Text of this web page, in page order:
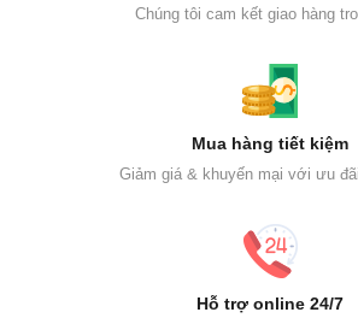
Chúng tôi cam kết giao hàng
Mua hàng tiết kiệm
Giảm giá & khuyến mại với ưu
Hỗ trợ online 24/7